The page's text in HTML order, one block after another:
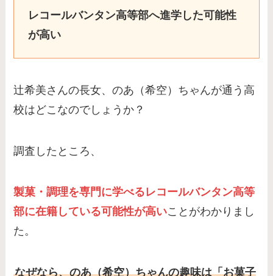
レコールバンタン高等部へ進学した可能性
が高い
辻希美さんの長女、のあ（希空）ちゃんが通う高
校はどこなのでしょうか？
調査したところ、
製菓・調理を専門に学べるレコールバンタン高等
部に在籍している可能性が高いことがわかりまし
た。
なぜなら、のあ（希空）ちゃんの趣味は「お菓子